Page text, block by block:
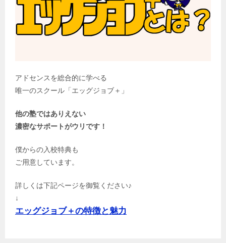
アドセンスを総合的に学べる
唯一のスクール「エッグジョブ＋」
他の塾ではありえない
濃密なサポートがウリです！
僕からの入校特典も
ご用意しています。
詳しくは下記ページを御覧ください♪
↓
エッグジョブ＋の特徴と魅力